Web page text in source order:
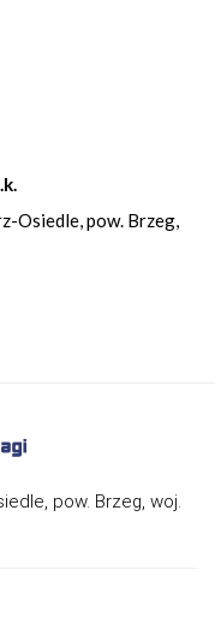
Osiedle, pow. Brzeg,
pow. Brzeg, woj.